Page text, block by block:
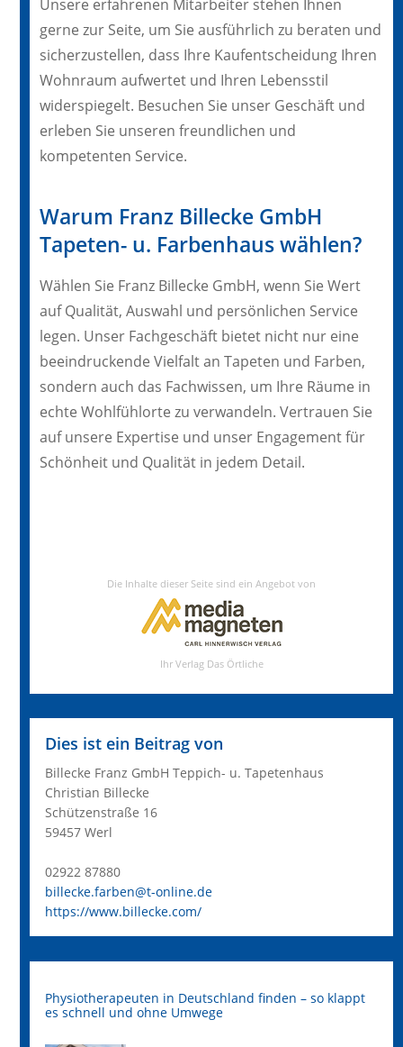
Unsere erfahrenen Mitarbeiter stehen Ihnen
gerne zur Seite, um Sie ausführlich zu beraten und
sicherzustellen, dass Ihre Kaufentscheidung Ihren
Wohnraum aufwertet und Ihren Lebensstil
widerspiegelt. Besuchen Sie unser Geschäft und
erleben Sie unseren freundlichen und
kompetenten Service.
Warum Franz Billecke GmbH
Tapeten- u. Farbenhaus wählen?
Wählen Sie Franz Billecke GmbH, wenn Sie Wert
auf Qualität, Auswahl und persönlichen Service
legen. Unser Fachgeschäft bietet nicht nur eine
beeindruckende Vielfalt an Tapeten und Farben,
sondern auch das Fachwissen, um Ihre Räume in
echte Wohlfühlorte zu verwandeln. Vertrauen Sie
auf unsere Expertise und unser Engagement für
Schönheit und Qualität in jedem Detail.
Dies ist ein Beitrag von
Billecke Franz GmbH Teppich- u. Tapetenhaus
Christian Billecke
Schützenstraße 16
59457 Werl
02922 87880
billecke.farben@t-online.de
https://www.billecke.com/
Physiotherapeuten in Deutschland finden – so klappt
es schnell und ohne Umwege